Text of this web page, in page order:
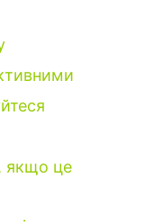
якщо це